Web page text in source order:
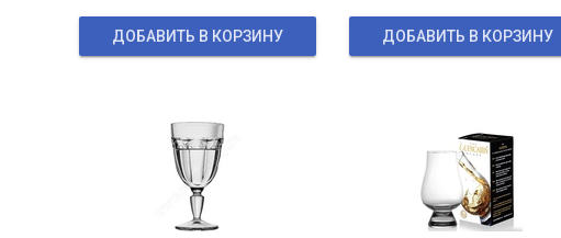
ДОБАВИТЬ В КОРЗИНУ ДОБАВИТЬ В КОРЗИНУ